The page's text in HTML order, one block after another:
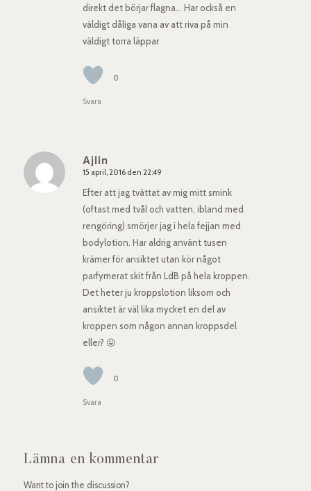
direkt det börjar flagna… Har också en
väldigt dåliga vana av att riva på min
väldigt torra läppar
0
Svara
Ajlin
says:
15 april, 2016 den 22:49
Efter att jag tvättat av mig mitt smink
(oftast med tvål och vatten, ibland med
rengöring) smörjer jag i hela fejjan med
bodylotion. Har aldrig använt tusen
krämer för ansiktet utan kör något
parfymerat skit från LdB på hela kroppen.
Det heter ju kroppslotion liksom och
ansiktet är väl lika mycket en del av
kroppen som någon annan kroppsdel
eller? 😛
0
Svara
Lämna en kommentar
Want to join the discussion?